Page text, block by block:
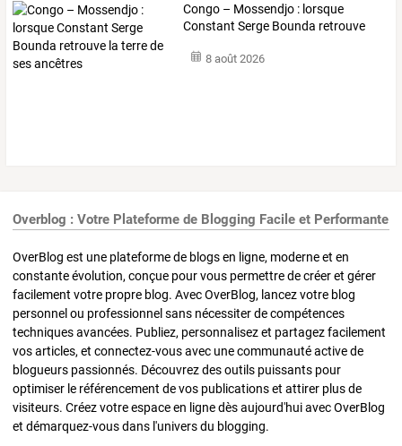
Congo – Mossendjo : lorsque
Constant Serge Bounda retrouve
8 août 2026
Overblog : Votre Plateforme de Blogging Facile et Performante
OverBlog est une plateforme de blogs en ligne, moderne et en
constante évolution, conçue pour vous permettre de créer et gérer
facilement votre propre blog. Avec OverBlog, lancez votre blog
personnel ou professionnel sans nécessiter de compétences
techniques avancées. Publiez, personnalisez et partagez facilement
vos articles, et connectez-vous avec une communauté active de
blogueurs passionnés. Découvrez des outils puissants pour
optimiser le référencement de vos publications et attirer plus de
visiteurs. Créez votre espace en ligne dès aujourd'hui avec OverBlog
et démarquez-vous dans l'univers du blogging.